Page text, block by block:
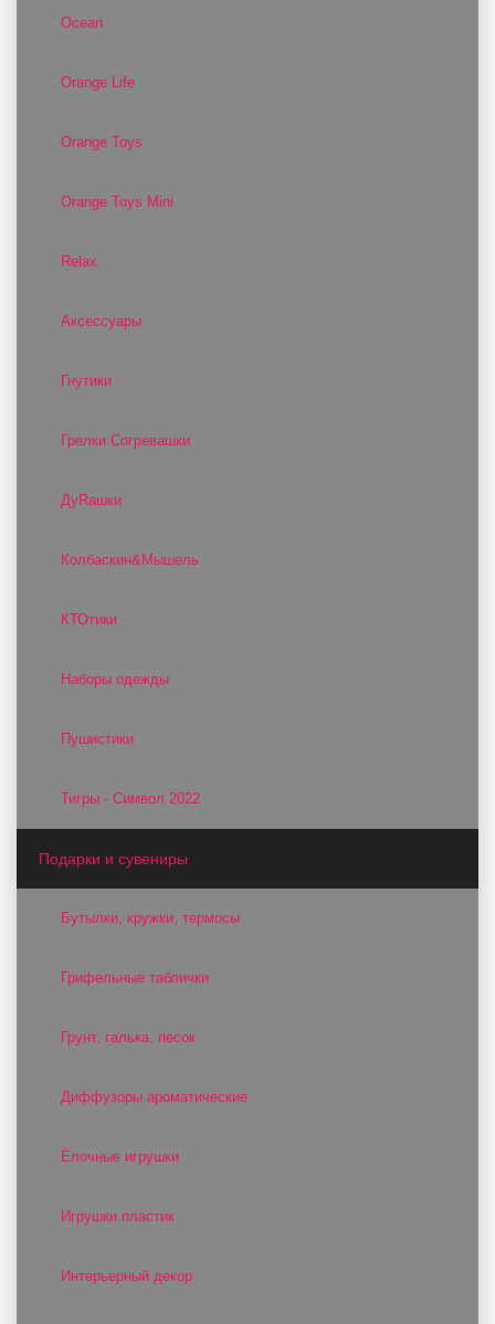
Ocean
Orange Life
Orange Toys
Orange Toys Mini
Relax
Аксессуары
Гнутики
Грелки Согревашки
ДуRашки
Колбаскин&Мышель
КТОтики
Наборы одежды
Пушистики
Тигры - Символ 2022
Подарки и сувениры
Бутылки, кружки, термосы
Грифельные таблички
Грунт, галька, песок
Диффузоры ароматические
Ёлочные игрушки
Игрушки пластик
Интерьерный декор